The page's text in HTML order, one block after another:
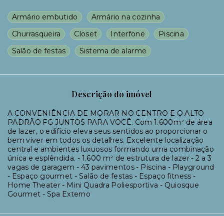
Armário embutido
Armário na cozinha
Churrasqueira
Closet Interfone
Piscina
Salão de festas
Sistema de alarme
Descrição do imóvel
A CONVENIÊNCIA DE MORAR NO CENTRO E O ALTO
PADRÃO FG JUNTOS PARA VOCÊ. Com 1.600m² de área
de lazer, o edifício eleva seus sentidos ao proporcionar o
bem viver em todos os detalhes. Excelente localização
central e ambientes luxuosos formando uma combinação
única e esplêndida. - 1.600 m² de estrutura de lazer - 2 a 3
vagas de garagem - 43 pavimentos - Piscina - Playground
- Espaço gourmet - Salão de festas - Espaço fitness -
Home Theater - Mini Quadra Poliesportiva - Quiosque
Gourmet - Spa Externo